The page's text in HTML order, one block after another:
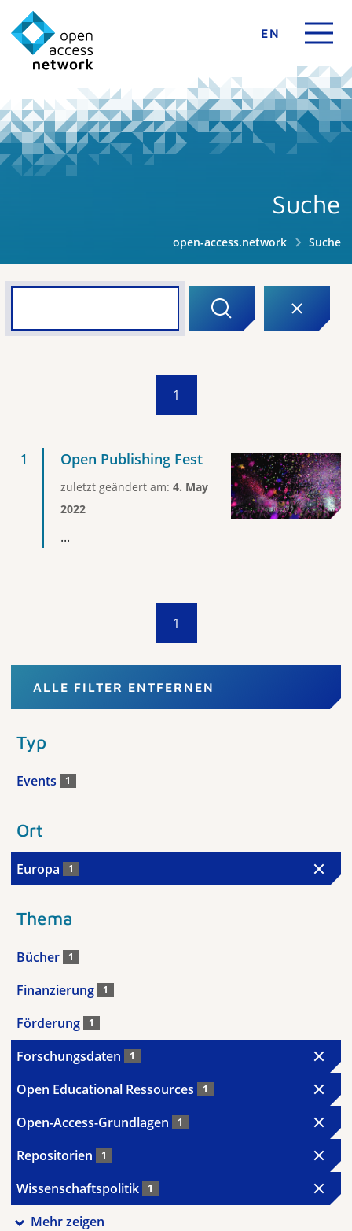
EN
Suche
open-access.network Suche
1
Open Publishing Fest
zuletzt geändert am: 4. May
2022
...
1
ALLE FILTER ENTFERNEN
Typ
Events 1
Ort
Europa 1
Thema
Bücher 1
Finanzierung 1
Förderung 1
Forschungsdaten 1
Open Educational Ressources 1
Open-Access-Grundlagen 1
Repositorien 1
Wissenschaftspolitik 1
Mehr zeigen